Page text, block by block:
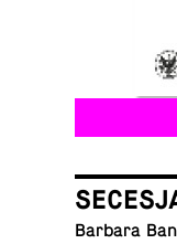
Barbara